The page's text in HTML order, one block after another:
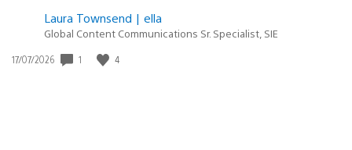
Laura Townsend | ella
Global Content Communications Sr. Specialist, SIE
Fecha
17/07/2026 1 4